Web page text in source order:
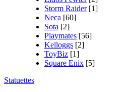
Storm Raider [1]
Neca [60]
Sota [2]
Playmates [56]
Kelloggs [2]
ToyBiz [1]
Square Enix [5]
Statuettes